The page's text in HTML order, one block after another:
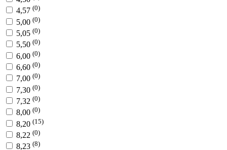
4,57 (0)
5,00 (0)
5,05 (0)
5,50 (0)
6,00 (0)
6,60 (0)
7,00 (0)
7,30 (0)
7,32 (0)
8,00 (0)
8,20 (15)
8,22 (0)
8,23 (8)